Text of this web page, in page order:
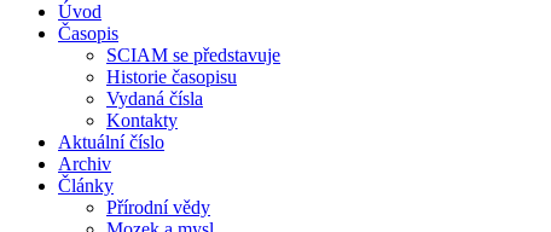
Úvod
Časopis
SCIAM se představuje
Historie časopisu
Vydaná čísla
Kontakty
Aktuální číslo
Archiv
Články
Přírodní vědy